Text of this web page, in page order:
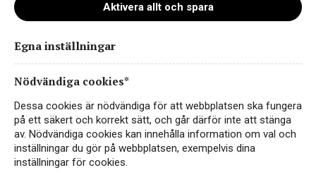
LinkedIn
Kontakt
Sekretess- & Cookiepolicy
Aktivera allt och spara
Egna inställningar
Nödvändiga cookies*
Dessa cookies är nödvändiga för att webbplatsen ska fungera
på ett säkert och korrekt sätt, och går därför inte att stänga
av. Nödvändiga cookies kan innehålla information om val och
inställningar du gör på webbplatsen, exempelvis dina
inställningar för cookies.